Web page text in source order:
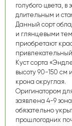
голубого цвета, в
длительным и
Данный сорт
и глянцевыми
приобретают
Куст сорта
высоту 90-150 см
крона округлая.
Оригинатором
заявлена 4-9
обязательно
прошлогодних